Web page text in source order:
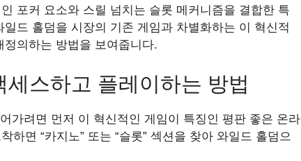
포커 요소와 스릴 넘치는 슬롯 메커니즘을 결합한 특
드 홀덤을 시장의 기존 게임과 차별화하는 이 혁신적
의하는 방법을 보여줍니다.
스하고 플레이하는 방법
가려면 먼저 이 혁신적인 게임이 특징인 평판 좋은 온라
하면 “카지노” 또는 “슬롯” 섹션을 찾아 와일드 홀덤으